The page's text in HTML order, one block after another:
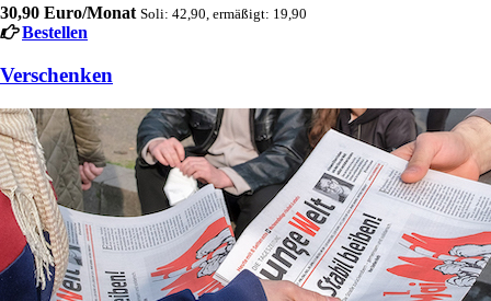
30,90 Euro/Monat Soli: 42,90, ermäßigt: 19,90
Bestellen
Verschenken